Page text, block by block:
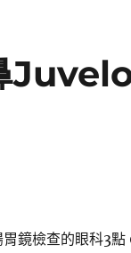
鏡檢查的眼科3